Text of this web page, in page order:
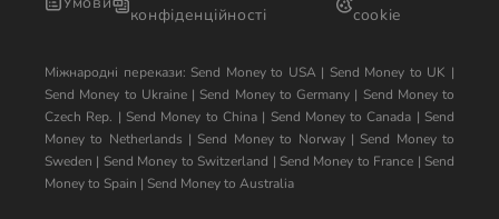
конфіденційності
cookie
Міжнародні перекази: Send Money to USA| Send Money to UK |
Send Money to Ukraine| Send Money to Germany | Send Money to
Czech Rep. | Send Money to China| Send Money to Canada | Send
Money to Netherlands | Send Money to Norway| Send Money to
Sweden | Send Money to Switzerland | Send Money to France | Send
Money to Spain | Send Money to Australia